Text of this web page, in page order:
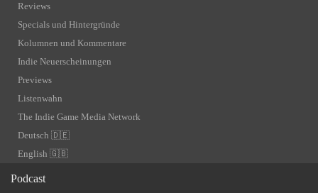
Reviews
Specials und Hintergründe
Kolumnen und Kommentare
Indie Neuerscheinungen
Previews
Listenwahn
The Indie Game Media Network
Deutsch 🇩🇪
English 🇬🇧
Podcast